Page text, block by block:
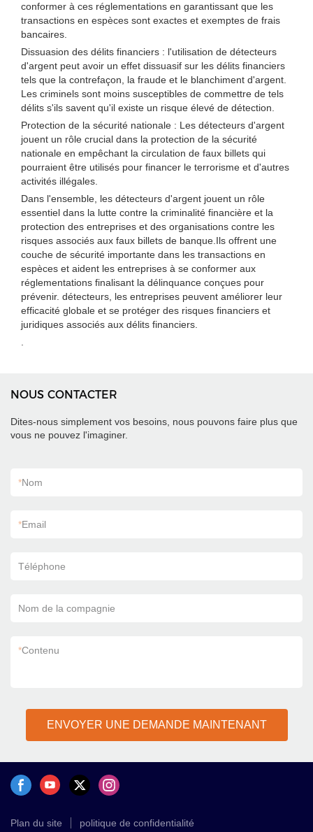
conformer à ces réglementations en garantissant que les
transactions en espèces sont exactes et exemptes de frais
bancaires.
Dissuasion des délits financiers : l'utilisation de détecteurs
d'argent peut avoir un effet dissuasif sur les délits financiers
tels que la contrefaçon, la fraude et le blanchiment d'argent.
Les criminels sont moins susceptibles de commettre de tels
délits s'ils savent qu'il existe un risque élevé de détection.
Protection de la sécurité nationale : Les détecteurs d'argent
jouent un rôle crucial dans la protection de la sécurité
nationale en empêchant la circulation de faux billets qui
pourraient être utilisés pour financer le terrorisme et d'autres
activités illégales.
Dans l'ensemble, les détecteurs d'argent jouent un rôle
essentiel dans la lutte contre la criminalité financière et la
protection des entreprises et des organisations contre les
risques associés aux faux billets de banque.Ils offrent une
couche de sécurité importante dans les transactions en
espèces et aident les entreprises à se conformer aux
réglementations finalisant la délinquance conçues pour
prévenir. détecteurs, les entreprises peuvent améliorer leur
efficacité globale et se protéger des risques financiers et
juridiques associés aux délits financiers.
NOUS CONTACTER
Dites-nous simplement vos besoins, nous pouvons faire plus que
vous ne pouvez l'imaginer.
*Nom
*Email
Téléphone
Nom de la compagnie
*Contenu
ENVOYER UNE DEMANDE MAINTENANT
Plan du site politique de confidentialité